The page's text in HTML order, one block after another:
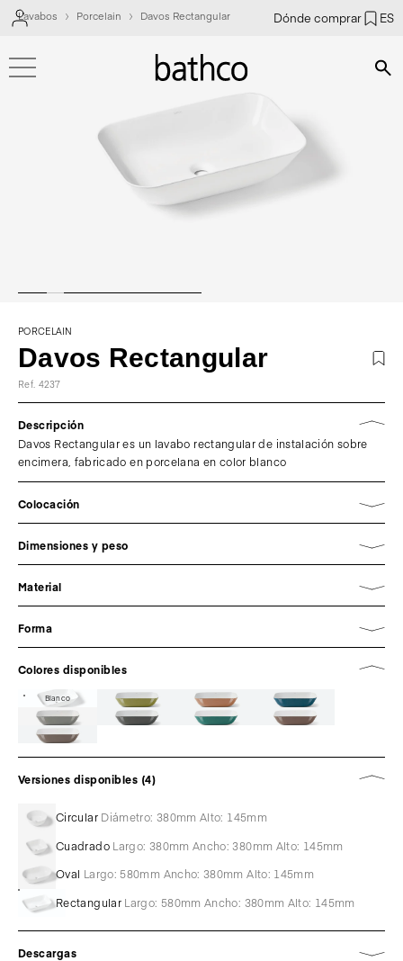
Dónde comprar ES
Lavabos Porcelain Davos Rectangular
PORCELAIN
Davos Rectangular
Ref. 4237
Descripción
Davos Rectangular es un lavabo rectangular de instalación sobre
encimera, fabricado en porcelana en color blanco
Colocación
Dimensiones y peso
Material
Forma
Colores disponibles
Blanco
Versiones disponibles (4)
Circular Diámetro: 380mm Alto: 145mm
Cuadrado Largo: 380mm Ancho: 380mm Alto: 145mm
Oval Largo: 580mm Ancho: 380mm Alto: 145mm
Rectangular Largo: 580mm Ancho: 380mm Alto: 145mm
Descargas